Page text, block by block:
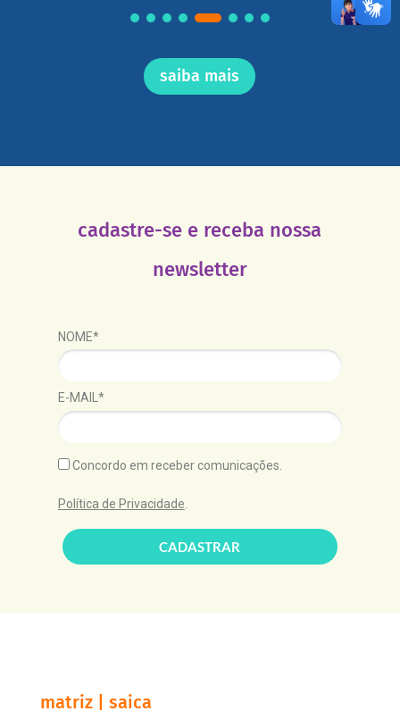
saiba mais
cadastre-se e receba nossa
newsletter
NOME*
E-MAIL*
Concordo em receber comunicações.
Política de Privacidade
CADASTRAR
matriz | saica